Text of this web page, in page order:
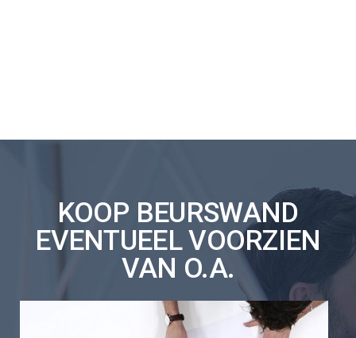
KOOP BEURSWAND
EVENTUEEL VOORZIEN
VAN O.A.